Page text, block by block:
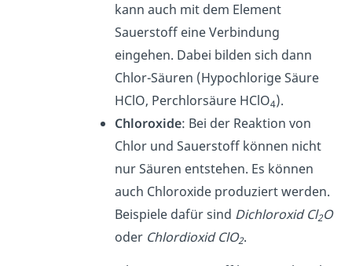
kann auch mit dem Element
Sauerstoff eine Verbindung
eingehen. Dabei bilden sich dann
Chlor-Säuren (Hypochlorige Säure
HClO, Perchlorsäure HClO4).
Chloroxide: Bei der Reaktion von
Chlor und Sauerstoff können nicht
nur Säuren entstehen. Es können
auch Chloroxide produziert werden.
Beispiele dafür sind Dichloroxid Cl2O
oder Chlordioxid ClO2.